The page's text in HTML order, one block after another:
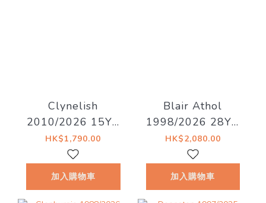
Clynelish
2010/2026 15YO
51.1% Decadent
Dreams
HK$1,790.00
加入購物車
Blair Athol
1998/2026 28YO
52.8% Decadent
Drinks - Decadent
Drams
HK$2,080.00
加入購物車